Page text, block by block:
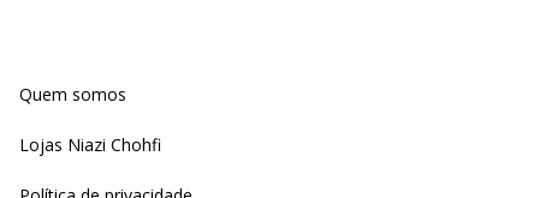
Quem somos
Lojas Niazi Chohfi